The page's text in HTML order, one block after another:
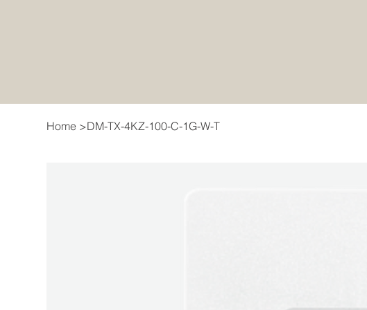
Home >DM-TX-4KZ-100-C-1G-W-T